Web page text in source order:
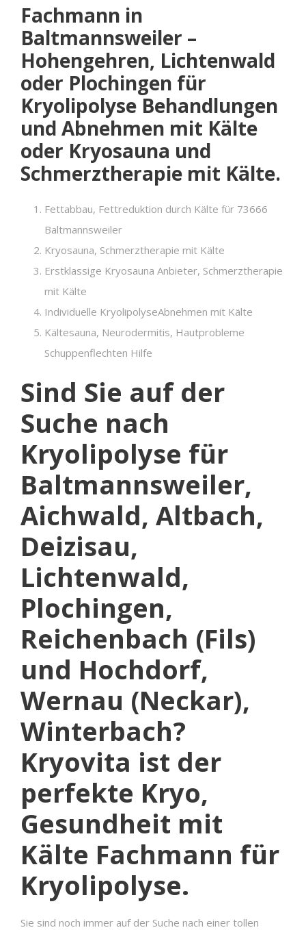
Fachmann in
Baltmannsweiler –
Hohengehren, Lichtenwald
oder Plochingen für
Kryolipolyse Behandlungen
und Abnehmen mit Kälte
oder Kryosauna und
Schmerztherapie mit Kälte.
Fettabbau, Fettreduktion durch Kälte für 73666
Baltmannsweiler
Kryosauna, Schmerztherapie mit Kälte
Erstklassige Kryosauna Anbieter, Schmerztherapie
mit Kälte
Individuelle KryolipolyseAbnehmen mit Kälte
Kältesauna, Neurodermitis, Hautprobleme
Schuppenflechten Hilfe
Sind Sie auf der
Suche nach
Kryolipolyse für
Baltmannsweiler,
Aichwald, Altbach,
Deizisau,
Lichtenwald,
Plochingen,
Reichenbach (Fils)
und Hochdorf,
Wernau (Neckar),
Winterbach?
Kryovita ist der
perfekte Kryo,
Gesundheit mit
Kälte Fachmann für
Kryolipolyse.
Sie sind noch immer auf der Suche nach einer tollen